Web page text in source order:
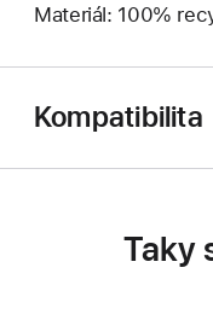
Materiál: 100%
Kompatibilita
Taky